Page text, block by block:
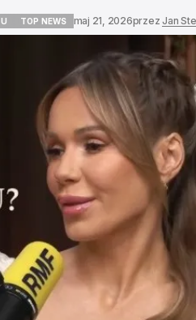
TOP NEWS maj 21, 2026przez Jan